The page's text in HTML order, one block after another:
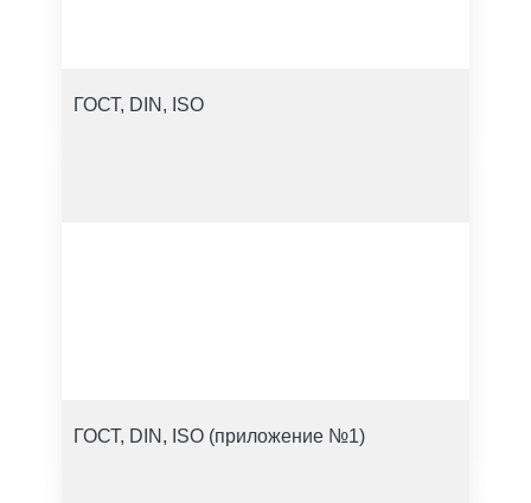
ГОСТ, DIN, ISO
ГОСТ, DIN, ISO (приложение №1)